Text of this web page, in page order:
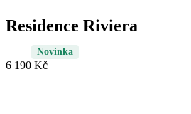
Residence Riviera
Novinka
6 190 Kč